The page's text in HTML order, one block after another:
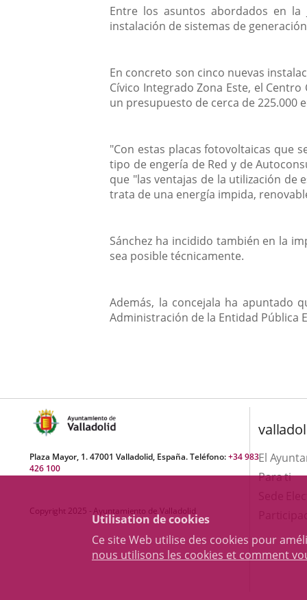
Utilisation de cookies
Ce site Web utilise des cookies pour
nous utilisons les cookies et comment
Descripción
Entre los asuntos abordados en
instalación de sistemas de
En concreto son cinco nuevas
Cívico Integrado Zona Este, el
un presupuesto de cerca de 225.000
"Con estas placas fotovoltaicas que
tipo de engería de Red y de
que "las ventajas de la utilización de
trata de una energía impida,
Sánchez ha incidido también en la
sea posible técnicamente.
Además, la concejala ha apuntado
Administración de la Entidad Pública
Plaza Mayor, 1. 47001 Valladolid, España. Teléfono:+34 983
426 100
Copyright 2025 - Ayuntamiento de Valladolid
El
Para ti